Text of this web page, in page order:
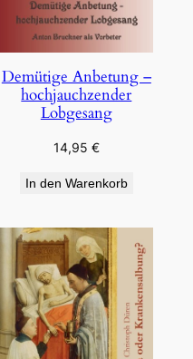
Demütige Anbetung –
hochjauchzender
Lobgesang
14,95 €
In den Warenkorb